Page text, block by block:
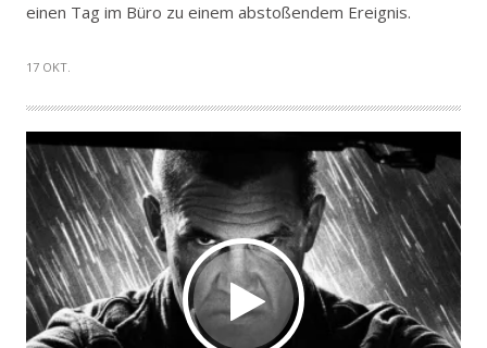
einen Tag im Büro zu einem abstoßendem Ereignis.
17 OKT.